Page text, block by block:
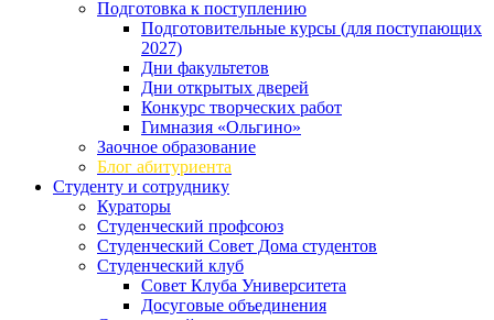
Подготовка к поступлению
Подготовительные курсы (для поступающих
2027)
Дни факультетов
Дни открытых дверей
Конкурс творческих работ
Гимназия «Ольгино»
Заочное образование
Блог абитуриента
Студенту и сотруднику
Кураторы
Студенческий профсоюз
Студенческий Совет Дома студентов
Студенческий клуб
Совет Клуба Университета
Досуговые объединения